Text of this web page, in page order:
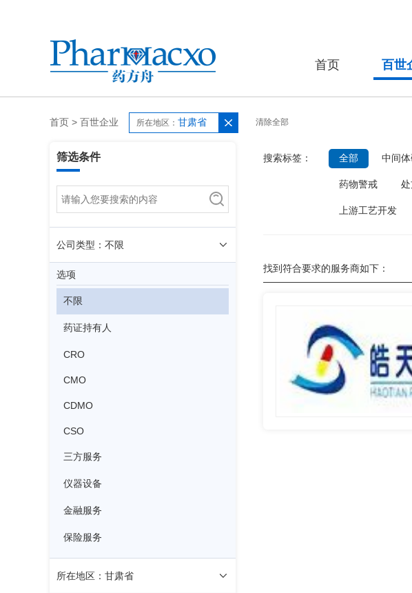
首页 百世
首页 > 百世企业 所在地区： 甘肃省 清除全部
筛选条件
公司类型：不限
选项
不限
药证持有人
CRO
CMO
CDMO
CSO
三方服务
仪器设备
金融服务
保险服务
所在地区：甘肃省
搜索标签： 全部 中间
药物警戒
上游工艺开发
找到符合要求的服务商如下：